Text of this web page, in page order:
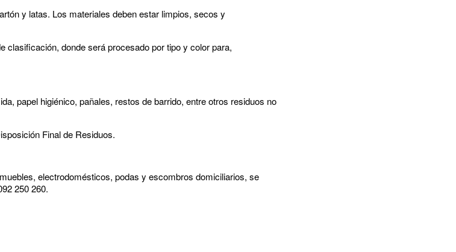
y latas. Los materiales deben estar limpios, secos y
clasificación, donde será procesado por tipo y color para,
papel higiénico, pañales, restos de barrido, entre otros residuos no
Final de Residuos.
electrodomésticos, podas y escombros domiciliarios, se
250 260.